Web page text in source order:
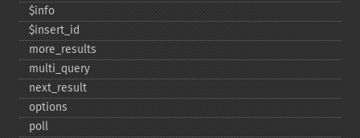
$info
$insert_​id
more_​results
multi_​query
next_​result
options
poll